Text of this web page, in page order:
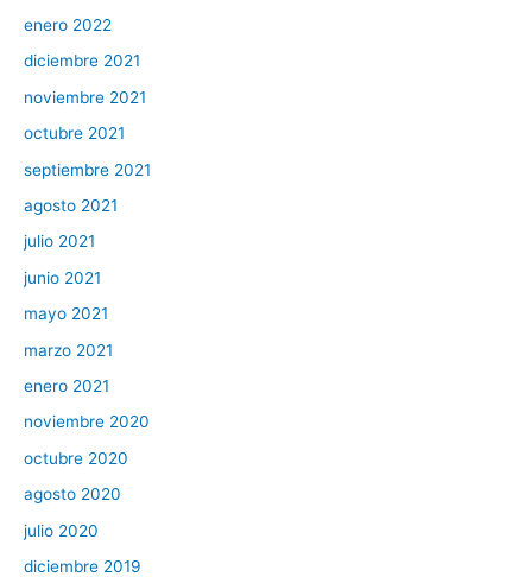
enero 2022
diciembre 2021
noviembre 2021
octubre 2021
septiembre 2021
agosto 2021
julio 2021
junio 2021
mayo 2021
marzo 2021
enero 2021
noviembre 2020
octubre 2020
agosto 2020
julio 2020
diciembre 2019